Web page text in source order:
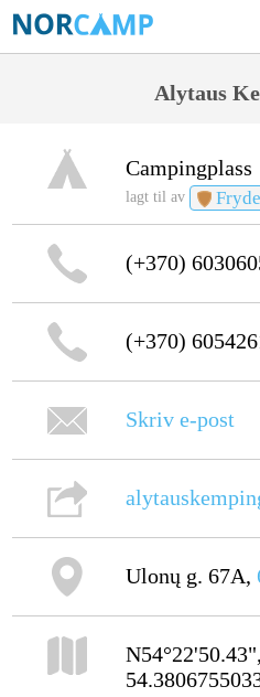
Alytaus
Campingplass
lagt til av
(+370)
(+370)
Skriv e-post
Ulonų g. 67A,